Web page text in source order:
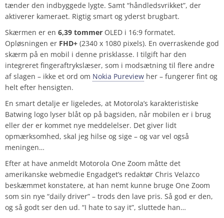
tænder den indbyggede lygte. Samt “håndledsvrikket”, der
aktiverer kameraet. Rigtig smart og yderst brugbart.
Skærmen er en 6,39 tommer OLED i 16:9 formatet.
Opløsningen er FHD+ (2340 x 1080 pixels). En overraskende god
skærm på en mobil i denne prisklasse. I tilgift har den
integreret fingeraftrykslæser, som i modsætning til flere andre
af slagen – ikke et ord om Nokia Pureview her – fungerer fint og
helt efter hensigten.
En smart detalje er ligeledes, at Motorola’s karakteristiske
Batwing logo lyser blåt op på bagsiden, når mobilen er i brug
eller der er kommet nye meddelelser. Det giver lidt
opmærksomhed, skal jeg hilse og sige – og var vel også
meningen…
Efter at have anmeldt Motorola One Zoom måtte det
amerikanske webmedie Engadget’s redaktør Chris Velazco
beskæmmet konstatere, at han nemt kunne bruge One Zoom
som sin nye “daily driver” – trods den lave pris. Så god er den,
og så godt ser den ud. “I hate to say it”, sluttede han…